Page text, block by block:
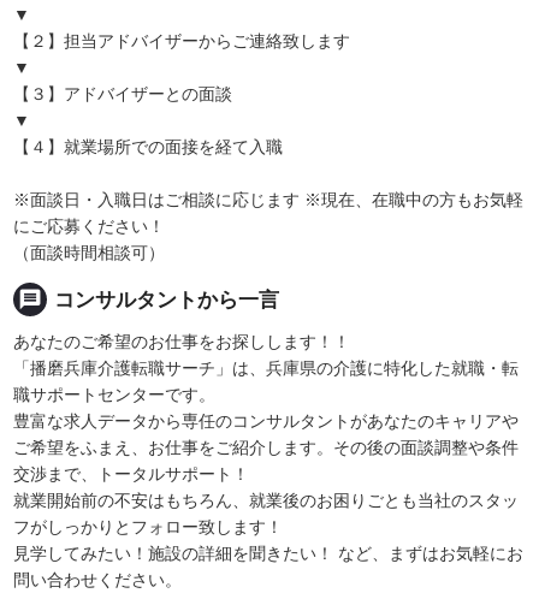
▼
【２】担当アドバイザーからご連絡致します
▼
【３】アドバイザーとの面談
▼
【４】就業場所での面接を経て入職
※面談日・入職日はご相談に応じます ※現在、在職中の方もお気軽
にご応募ください！
（面談時間相談可）
message コンサルタントから一言
あなたのご希望のお仕事をお探しします！！
「播磨兵庫介護転職サーチ」は、兵庫県の介護に特化した就職・転
職サポートセンターです。
豊富な求人データから専任のコンサルタントがあなたのキャリアや
ご希望をふまえ、お仕事をご紹介します。その後の面談調整や条件
交渉まで、トータルサポート！
就業開始前の不安はもちろん、就業後のお困りごとも当社のスタッ
フがしっかりとフォロー致します！
見学してみたい！施設の詳細を聞きたい！ など、まずはお気軽にお
問い合わせください。